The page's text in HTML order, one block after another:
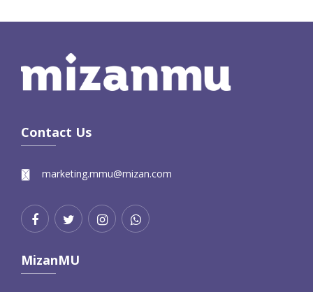
Contact Us
marketing.mmu@mizan.com
MizanMU